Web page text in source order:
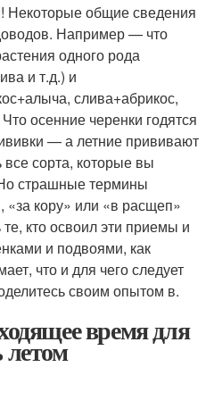
Некоторые общие сведения
Например — что
одного рода
и т.д.) и
слива+абрикос,
осенние черенки годятся
— а летние прививают
сорта, которые вы
страшные термины
«за кору» или «в расщеп»
кто освоил эти приемы и
и подвоями, как
что и для чего следует
своим опытом в.
время для